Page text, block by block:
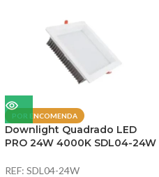
POR ENCOMENDA
Downlight Quadrado LED
PRO 24W 4000K SDL04-24W
REF: SDL04-24W